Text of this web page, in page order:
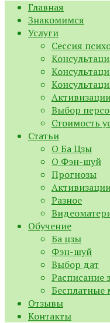
Главная
Знакомимся
Услуги
Сессия
Выбор
Стоимость
Статьи
О Ба Цзы
О Фэн-шуй
Прогнозы
Разное
Обучение
Ба цзы
Фэн-шуй
Выбор дат
Расписание
Бесплатные
Отзывы
Контакты